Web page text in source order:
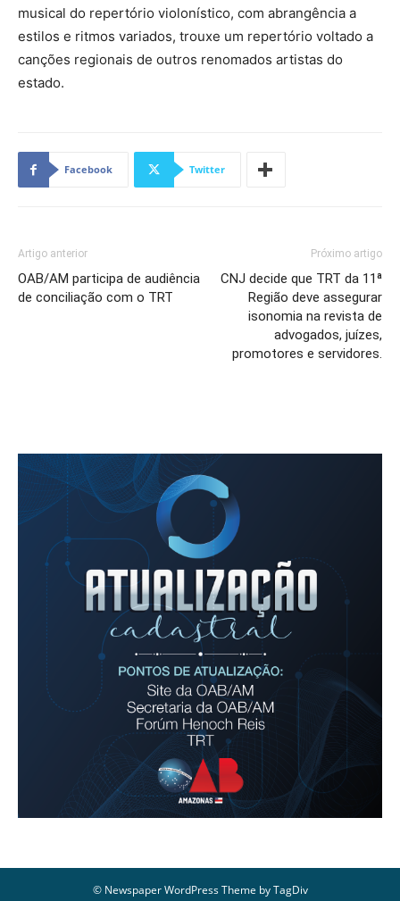
musical do repertório violonístico, com abrangência a
estilos e ritmos variados, trouxe um repertório voltado a
canções regionais de outros renomados artistas do
estado.
Facebook Twitter
Artigo anterior
OAB/AM participa de audiência
de conciliação com o TRT
Próximo artigo
CNJ decide que TRT da 11ª
Região deve assegurar
isonomia na revista de
advogados, juízes,
promotores e servidores.
© Newspaper WordPress Theme by TagDiv